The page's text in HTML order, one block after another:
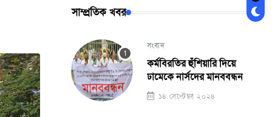
সাম্প্রতিক খবর
সংবাদ
কর্মবিরতির হুঁশিয়ারি দিয়ে
ঢামেকে নার্সদের মানববন্ধন
১৪ সেপ্টেম্বর ২০২৪